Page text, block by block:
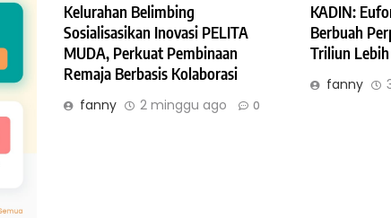
Kelurahan Belimbing
Sosialisasikan Inovasi PELITA
MUDA, Perkuat Pembinaan
Remaja Berbasis Kolaborasi
fanny 2 minggu ago 0
KADIN:
Berbuah
Triliun Lebih
fanny